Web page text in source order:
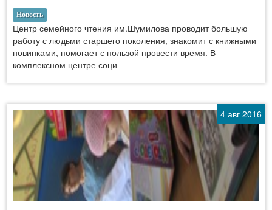
Новость
Центр семейного чтения им.Шумилова проводит большую
работу с людьми старшего поколения, знакомит с книжными
новинками, помогает с пользой провести время. В
комплексном центре соци
4 авг 2016